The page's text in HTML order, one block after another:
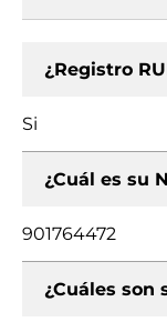
¿Registro
Si
¿Cuál es su
901764472
¿Cuáles son